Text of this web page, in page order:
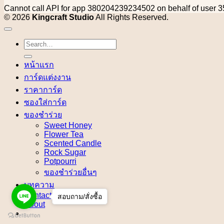
Cannot call API for app 380204239234502 on behalf of user
© 2026 Kingcraft StudioAll Rights Reserved.
Search
for:
หน้าแรก
การ์ดแต่งงาน
ราคาการ์ด
ซองใส่การ์ด
ของชำร่วย
Sweet Honey
Flower Tea
Scented Candle
Rock Sugar
Potpourri
ของชำร่วยอื่นๆ
บทความ
Contact
About
สอบถาม/สั่งซื้อ